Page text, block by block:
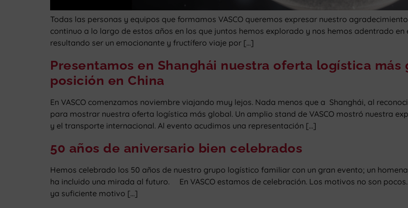
Todas las personas y equipos que formamos VASCO queremos expresar nuestro
continuo a lo largo de estos años en los que juntos hemos explorado y nos hemos adentrado
resultando ser un emocionante y fructífero viaje por […]
Presentamos en Shanghái nuestra oferta logística
posición en China
En VASCO comenzamos noviembre viajando muy lejos. Nada menos que a Shanghái, al
para mostrar nuestra oferta logística más global. Un amplio stand de VASCO mostró nuestra
y el transporte internacional. Al evento acudimos una representación […]
50 años de aniversario bien celebrados
Hemos celebrado los 50 años de nuestro grupo logístico familiar con un gran evento; un
ha incluido una mirada al futuro. En VASCO estamos de celebración. Los motivos no son
ya suficiente motivo […]